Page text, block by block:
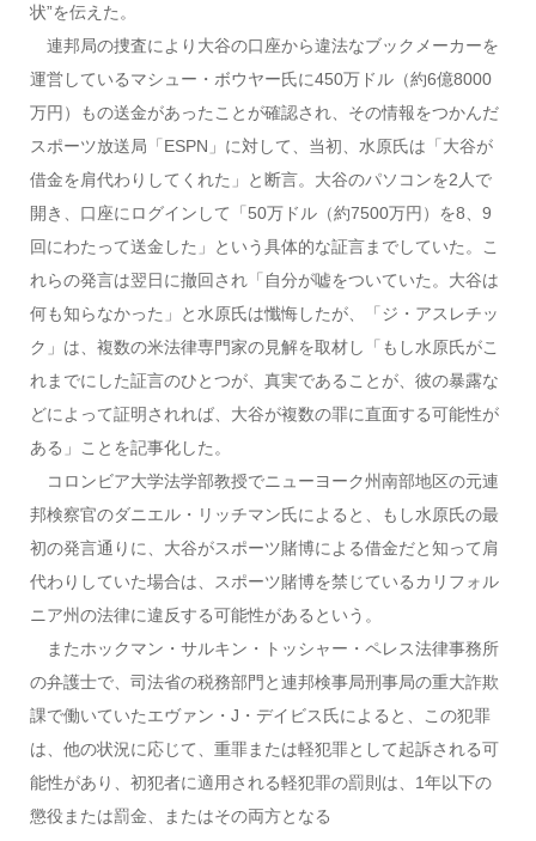
状”を伝えた。
連邦局の捜査により大谷の口座から違法なブックメーカーを
運営しているマシュー・ボウヤー氏に450万ドル（約6億8000
万円）もの送金があったことが確認され、その情報をつかんだ
スポーツ放送局「ESPN」に対して、当初、水原氏は「大谷が
借金を肩代わりしてくれた」と断言。大谷のパソコンを2人で
開き、口座にログインして「50万ドル（約7500万円）を8、9
回にわたって送金した」という具体的な証言までしていた。こ
れらの発言は翌日に撤回され「自分が嘘をついていた。大谷は
何も知らなかった」と水原氏は懺悔したが、「ジ・アスレチッ
ク」は、複数の米法律専門家の見解を取材し「もし水原氏がこ
れまでにした証言のひとつが、真実であることが、彼の暴露な
どによって証明されれば、大谷が複数の罪に直面する可能性が
ある」ことを記事化した。
コロンビア大学法学部教授でニューヨーク州南部地区の元連
邦検察官のダニエル・リッチマン氏によると、もし水原氏の最
初の発言通りに、大谷がスポーツ賭博による借金だと知って肩
代わりしていた場合は、スポーツ賭博を禁じているカリフォル
ニア州の法律に違反する可能性があるという。
またホックマン・サルキン・トッシャー・ペレス法律事務所
の弁護士で、司法省の税務部門と連邦検事局刑事局の重大詐欺
課で働いていたエヴァン・J・デイビス氏によると、この犯罪
は、他の状況に応じて、重罪または軽犯罪として起訴される可
能性があり、初犯者に適用される軽犯罪の罰則は、1年以下の
懲役または罰金、またはその両方となる